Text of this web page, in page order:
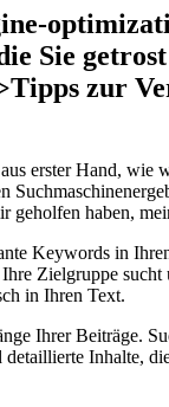
Sie
zur
erster⁢ Hand, ‍wie
geholfen ⁣haben,
Keywords​ in
Zielgruppe sucht
in Ihren ‍Text.
Ihrer Beiträge.
detaillierte ⁤Inhalte,